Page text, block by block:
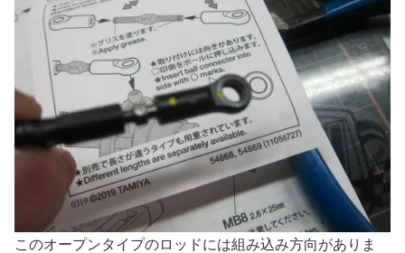
このオープンタイプのロッドには組み込み方向がありま